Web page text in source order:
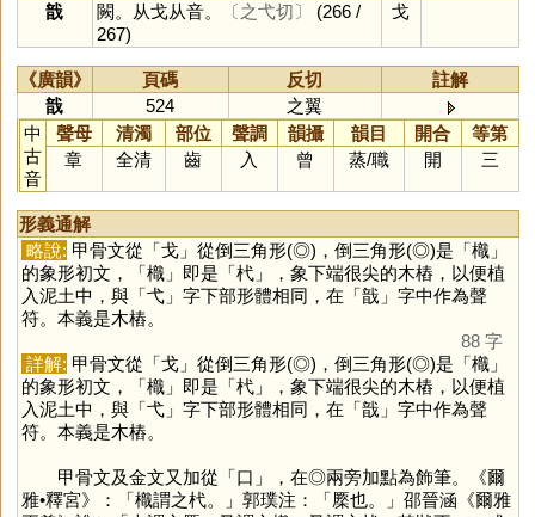
戠
闕。从戈从音。 〔之弋切〕
(266 /
267)
戈
《廣韻》 頁碼 反切
註解
戠
524
之翼
中
古
音
聲母 清濁 部位 聲調 韻攝 韻目 開合
等第
章
全清 齒 入 曾 蒸/職 開 三
形義通解
略說: 甲骨文從「戈」從倒三角形(◎)，倒三角形(◎)是「樴」
的象形初文，「樴」即是「杙」，象下端很尖的木樁，以便植
入泥土中，與「弋」字下部形體相同，在「戠 」字中作為聲
符。本義是木樁。
88 字
詳解: 甲骨文從「戈」從倒三角形(◎)，倒三角形(◎)是「樴」
的象形初文，「樴」即是「杙」，象下端很尖的木樁，以便植
入泥土中，與「弋」字下部形體相同，在「戠 」字中作為聲
符。本義是木樁。
甲骨文及金文又加從「口 」，在◎兩旁加點為飾筆。《爾
雅•釋宮》：「樴謂之杙。」郭璞注：「橜也。」邵晉涵《爾雅